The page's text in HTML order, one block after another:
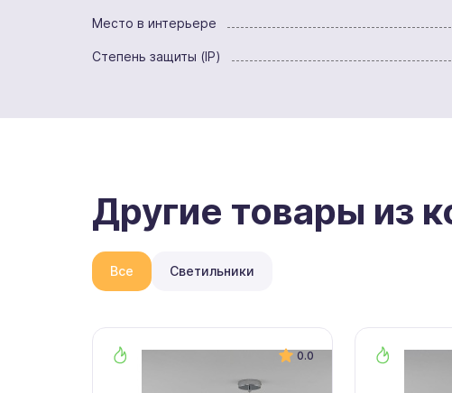
Место в интерьере
Степень защиты (IP)
Другие товары из
Все Светильники
0.0